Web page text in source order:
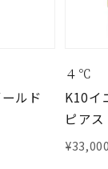
ルド
４℃
K10イ
ピアス